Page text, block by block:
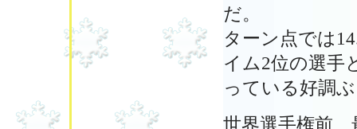
だ。
ターン点では
イム2位の選手
っている好調
世界選手権前